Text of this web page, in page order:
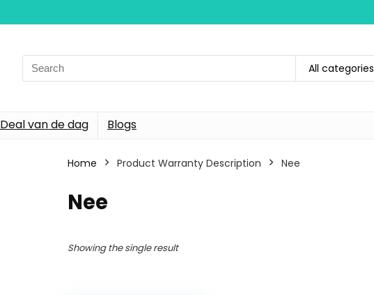
Search
for:
All categories
Deal van de dag Blogs
Home Product Warranty Description Nee
Nee
Showing the single result